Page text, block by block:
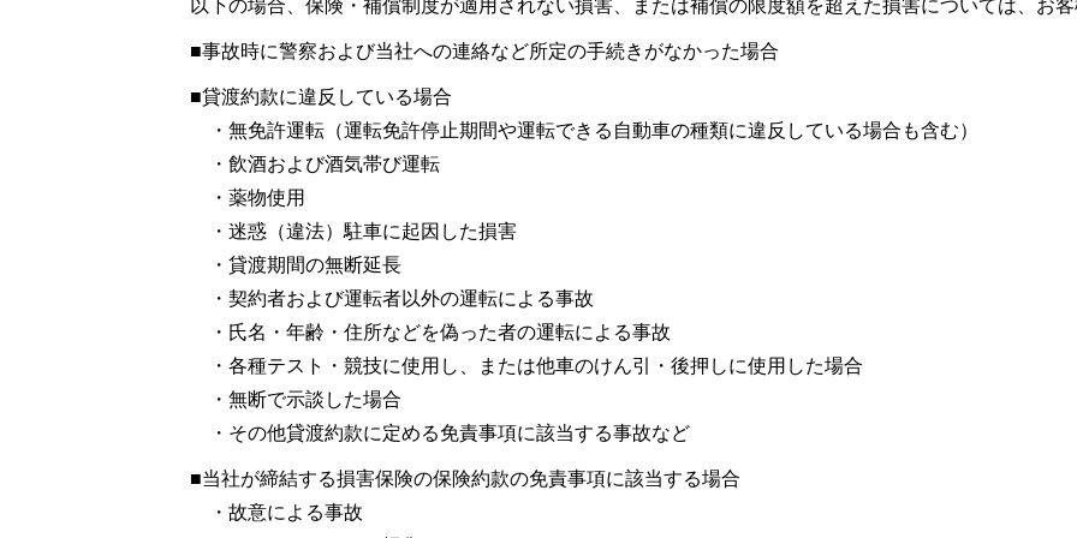
以下の場合、保険・補償制度が適用されない損害、または補償の限度額を超えた損害については、お客
■事故時に警察および当社への連絡など所定の手続きがなかった場合
■貸渡約款に違反している場合
・無免許運転（運転免許停止期間や運転できる自動車の種類に違反している場合も含む）
・飲酒および酒気帯び運転
・薬物使用
・迷惑（違法）駐車に起因した損害
・貸渡期間の無断延長
・契約者および運転者以外の運転による事故
・氏名・年齢・住所などを偽った者の運転による事故
・各種テスト・競技に使用し、または他車のけん引・後押しに使用した場合
・無断で示談した場合
・その他貸渡約款に定める免責事項に該当する事故など
■当社が締結する損害保険の保険約款の免責事項に該当する場合
・故意による事故